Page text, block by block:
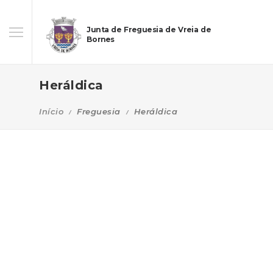
Junta de Freguesia de Vreia de
Bornes
Heráldica
Início Freguesia Heráldica